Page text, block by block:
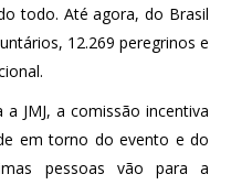
todo. Até agora, do Brasil
12.269 peregrinos e
JMJ, a comissão incentiva
em torno do evento e do
pessoas vão para a